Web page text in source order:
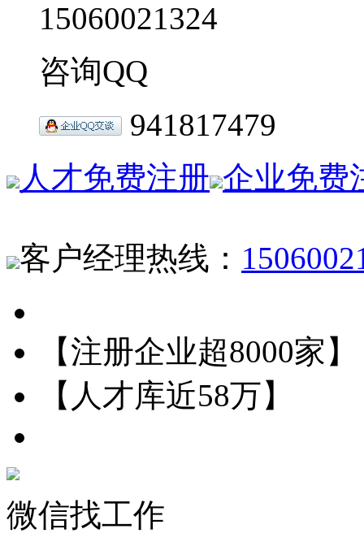
15060021324
咨询QQ
941817479
人才免费注册 企业免费
客户经理热线：
【注册企业超8000家】
【人才库近58万】
微信找工作